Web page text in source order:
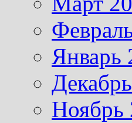
Январь
Ноябрь